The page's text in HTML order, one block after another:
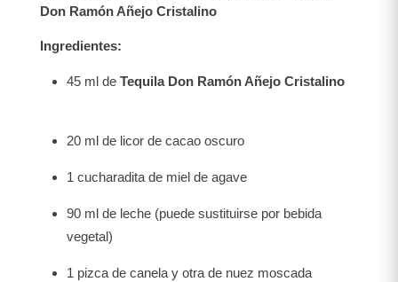
Don Ramón Añejo Cristalino
Ingredientes:
45 ml de Tequila Don Ramón Añejo Cristalino
20 ml de licor de cacao oscuro
1 cucharadita de miel de agave
90 ml de leche (puede sustituirse por bebida
vegetal)
1 pizca de canela y otra de nuez moscada